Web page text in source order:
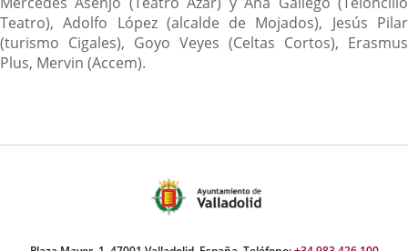
Teatro), Adolfo López (alcalde de Mojados), Jesús Pilar
(turismo Cigales), Goyo Veyes (Celtas Cortos), Erasmus
Plus, Mervin (Accem).